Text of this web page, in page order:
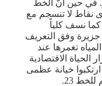
في حين أنّ الخط
نقاط لا تنسجم مع
كما نسف كلياً
وفق التعريف
تغمرها عند
الحياة الاقتصادية
ارتكبوا خيانة عظمى